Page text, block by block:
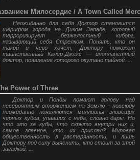
Милосердие / A Town Called
Неожиданно для себя Доктор становится
шерифом города на Диком Западе, который
терроризирует безжалостный киборг,
называющий себя Стрелком. Понять, кто он
такой и чего хочет, Доктору поможет
таинственный Калер-Джекс — инопланетный
доктор, появление которого окутано тайной. ...
Power of Three
Доктор и Понды ломают голову над
невероятным вторжением на Землю – повсюду
неожиданно появляются миллионы зловещих
чёрных кубов, упавших с неба, словно дары. Но
что это за кубы, что скрыто внутри них и,
самое главное, кто их прислал? Мировая
общественность в растерянности, и лишь
Доктору под силу выяснить, кто стоит за этой
загадкой. ...